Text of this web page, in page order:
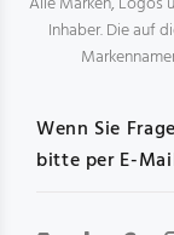
Wenn Sie
bitte per E-
Inhaber. Die auf